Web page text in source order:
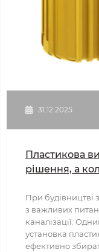
31.12.2025
Пластикова
рішення, а
При будівництві
з важливих
каналізації.
установка
ефективно